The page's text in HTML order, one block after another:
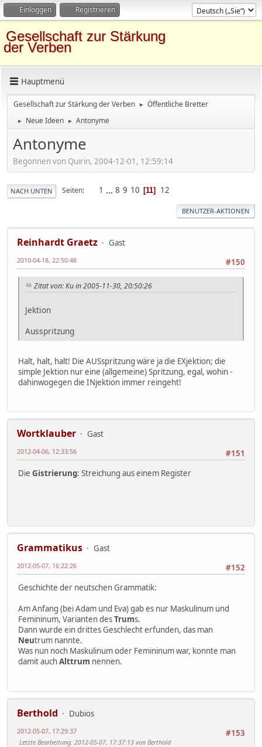
Einloggen Registrieren
Gesellschaft zur Stärkung
der Verben
Hauptmenü
Gesellschaft zur Stärkung der Verben ► Öffentliche Bretter
► Neue Ideen ► Antonyme
Antonyme
Begonnen von Quirin, 2004-12-01, 12:59:14
NACH UNTEN Seiten 1 ... 8 9 10 11 12
BENUTZER-AKTIONEN
Reinhardt Graetz
Gast
#150
2010-04-18, 22:50:48
Zitat von: Ku in 2005-11-30, 20:50:26
Jektion
Ausspritzung
Halt, halt, halt! Die AUSspritzung wäre ja die EXjektion; die
simple Jektion nur eine (allgemeine) Spritzung, egal, wohin -
dahinwogegen die INjektion immer reingeht!
Wortklauber
Gast
#151
2012-04-06, 12:33:56
Die Gistrierung: Streichung aus einem Register
Grammatikus
Gast
#152
2012-05-07, 16:22:26
Geschichte der neutschen Grammatik:
Am Anfang (bei Adam und Eva) gab es nur Maskulinum und
Femininum, Varianten desTrums.
Dann wurde ein drittes Geschlecht erfunden, das man
Neutrum nannte.
Was nun noch Maskulinum oder Femininum war, konnte man
damit auchAlttrum nennen.
Berthold
Dubios
#153
2012-05-07, 17:29:37
Letzte Bearbeitung: 2012-05-07, 17:37:13 von Berthold